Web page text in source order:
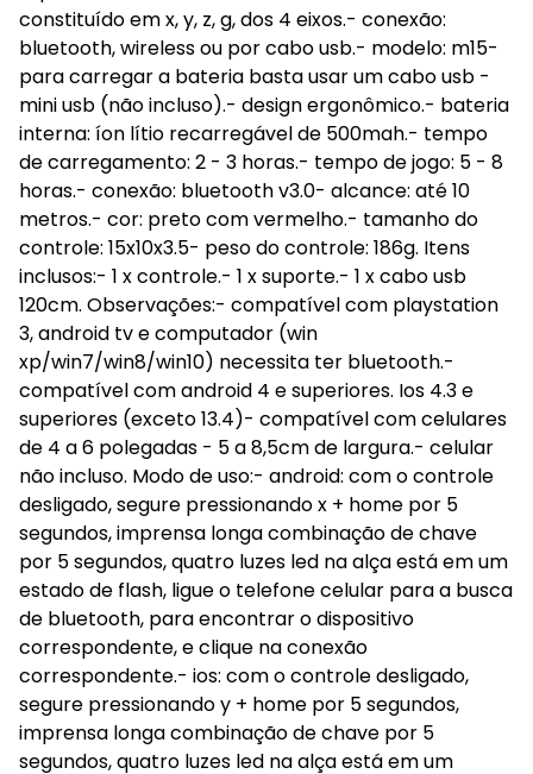
constituído em x, y, z, g, dos 4 eixos.- conexão:
bluetooth, wireless ou por cabo usb.- modelo: m15-
para carregar a bateria basta usar um cabo usb -
mini usb (não incluso).- design ergonômico.- bateria
interna: íon lítio recarregável de 500mah.- tempo
de carregamento: 2 - 3 horas.- tempo de jogo: 5 - 8
horas.- conexão: bluetooth v3.0- alcance: até 10
metros.- cor: preto com vermelho.- tamanho do
controle: 15x10x3.5- peso do controle: 186g. Itens
inclusos:- 1 x controle.- 1 x suporte.- 1 x cabo usb
120cm. Observações:- compatível com playstation
3, android tv e computador (win
xp/win7/win8/win10) necessita ter bluetooth.-
compatível com android 4 e superiores. Ios 4.3 e
superiores (exceto 13.4)- compatível com celulares
de 4 a 6 polegadas - 5 a 8,5cm de largura.- celular
não incluso. Modo de uso:- android: com o controle
desligado, segure pressionando x + home por 5
segundos, imprensa longa combinação de chave
por 5 segundos, quatro luzes led na alça está em um
estado de flash, ligue o telefone celular para a busca
de bluetooth, para encontrar o dispositivo
correspondente, e clique na conexão
correspondente.- ios: com o controle desligado,
segure pressionando y + home por 5 segundos,
imprensa longa combinação de chave por 5
segundos, quatro luzes led na alça está em um